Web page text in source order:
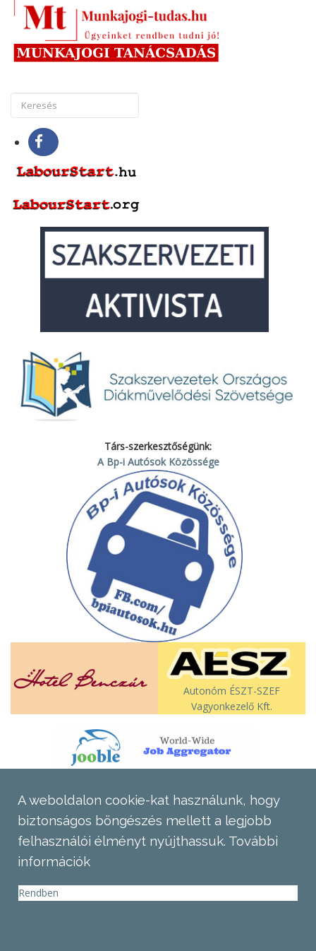
Társ-szerkesztőségünk:
A Bp-i Autósok Közössége
Autonóm ÉSZT-SZEF
Vagyonkezelő Kft.
A weboldalon cookie-kat használunk, hogy
biztonságos böngészés mellett a legjobb
felhasználói élményt nyújthassuk. További
információk
Rendben